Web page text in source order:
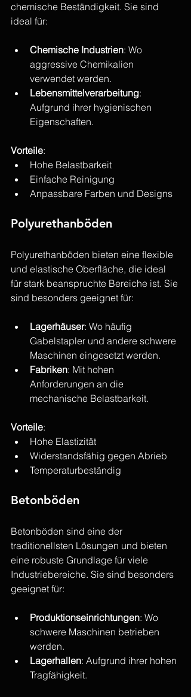
chemische Beständigkeit. Sie sind
ideal für:
Chemische Industrien: Wo
aggressive Chemikalien
verwendet werden.
Lebensmittelverarbeitung:
Aufgrund ihrer hygienischen
Eigenschaften.
Vorteile:
Hohe Belastbarkeit
Einfache Reinigung
Anpassbare Farben und Designs
Polyurethanböden
Polyurethanböden bieten eine flexible
und elastische Oberfläche, die ideal
für stark beanspruchte Bereiche ist. Sie
sind besonders geeignet für:
Lagerhäuser: Wo häufig
Gabelstapler und andere schwere
Maschinen eingesetzt werden.
Fabriken: Mit hohen
Anforderungen an die
mechanische Belastbarkeit.
Vorteile:
Hohe Elastizität
Widerstandsfähig gegen Abrieb
Temperaturbeständig
Betonböden
Betonböden sind eine der
traditionellsten Lösungen und bieten
eine robuste Grundlage für viele
Industriebereiche. Sie sind besonders
geeignet für:
Produktionseinrichtungen: Wo
schwere Maschinen betrieben
werden.
Lagerhallen: Aufgrund ihrer hohen
Tragfähigkeit.